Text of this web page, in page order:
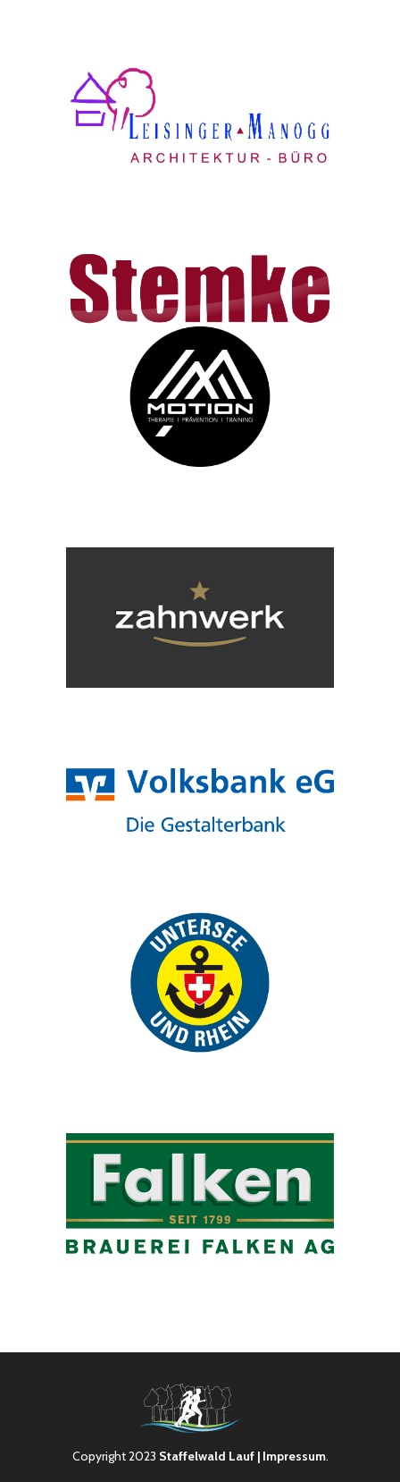
Copyright 2023 Staffelwald Lauf| Impressum.